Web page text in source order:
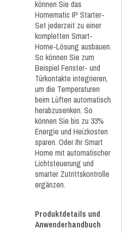
können Sie das
Homematic IP Starter-
Set jederzeit zu einer
kompletten Smart-
Home-Lösung ausbauen.
So können Sie zum
Beispiel Fenster- und
Türkontakte integrieren,
um die Temperaturen
beim Lüften automatisch
herabzusenken. So
können Sie bis zu 33%
Energie und Heizkosten
sparen. Oder Ihr Smart
Home mit automatischer
Lichtsteuerung und
smarter Zutrittskontrolle
ergänzen.
Produktdetails und
Anwenderhandbuch